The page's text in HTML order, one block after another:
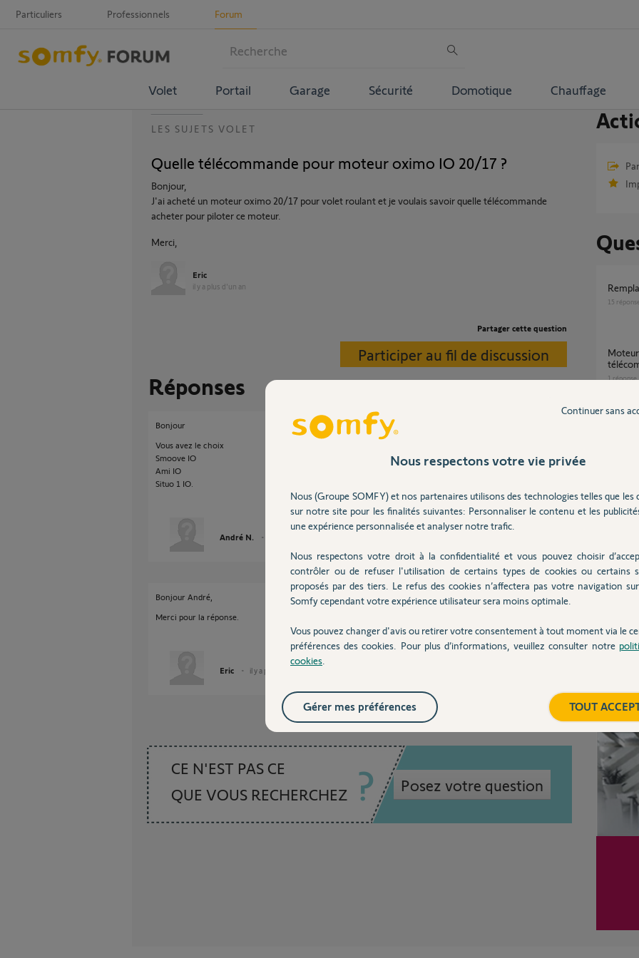
Particuliers Professionnels Forum
Volet Portail Garage Sécurité Domotique Chauffage
LES SUJETS VOLET
Quelle télécommande pour moteur oximo IO 20/17 ?
Bonjour,
J'ai acheté un moteur oximo 20/17 pour volet roulant et je voulais savoir quelle télécommande
acheter pour piloter ce moteur.
Merci,
Eric
il y a plus d'un an
Partager cette question
Participer au fil de discussion
Réponses
Bonjour
Vous avez le choix
Smoove IO
Ami IO
Situo 1 IO.
André N.
Bonjour André,
Merci pour la réponse.
Eric il y a plus d'un an
CE N'EST PAS CE
QUE VOUS RECHERCHEZ
Posez votre question
15
Moteur volet roulant oximo IO
1 réponse
Comment règler les fins de course sur un
Oximo
Nous respectons votre vie privée
Nous (Groupe SOMFY) et nos partenaires utilisons des technologies telles que les
sur notre site pour les finalités suivantes: Personnaliser le contenu et les
une expérience personnalisée et analyser notre trafic.
Nous respectons votre droit à la confidentialité et vous pouvez choisir
contrôler ou de refuser l'utilisation de certains types de cookies ou certains
proposés par des tiers. Le refus des cookies n’affectera pas votre navigation
Somfy cependant votre expérience utilisateur sera moins optimale.
Vous pouvez changer d'avis ou retirer votre consentement à tout moment via le
préférences des cookies. Pour plus d’informations, veuillez consulter notre
cookies
Continuer sans
TOUT
Gérer mes préférences